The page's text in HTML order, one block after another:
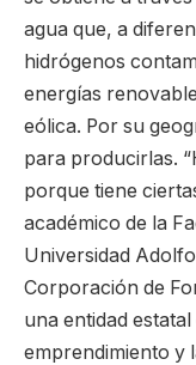
agua que, a
hidrógenos
energías
eólica. Por su
para producirlas.
porque tiene
académico de la
Universidad
Corporación de
una entidad
emprendimiento y